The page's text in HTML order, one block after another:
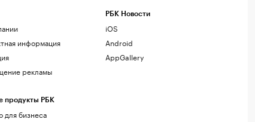
информация
рекламы
продукты РБК
для бизнеса
РБК Новости
iOS
Android
AppGallery